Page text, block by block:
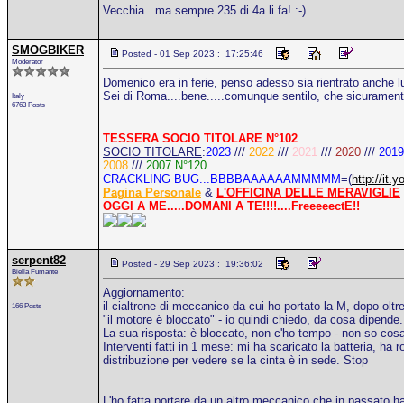
Vecchia...ma sempre 235 di 4a li fa! :-)
SMOGBIKER
Moderator
Italy
6763 Posts
Posted - 01 Sep 2023 : 17:25:46
Domenico era in ferie, penso adesso sia rientrato anche
Sei di Roma....bene.....comunque sentilo, che
TESSERA SOCIO TITOLARE N°102
SOCIO TITOLARE:2023 /// 2022 /// 2021 /// 2020 /// 2019
2008 /// 2007 N°120
CRACKLING BUG...BBBBAAAAAAMMMMM=(http://
Pagina Personale & L'OFFICINA DELLE MERAVIGLIE
OGGI A ME.....DOMANI A TE!!!!....FreeeeectE!!
serpent82
Biella Fumante
166 Posts
Posted - 29 Sep 2023 : 19:36:02
Aggiornamento:
il cialtrone di meccanico da cui ho portato la M, dopo
"il motore è bloccato" - io quindi chiedo, da cosa dipende.
La sua risposta: è bloccato, non c'ho tempo - non so
Interventi fatti in 1 mese: mi ha scaricato la batteria, ha
distribuzione per vedere se la cinta è in sede. Stop